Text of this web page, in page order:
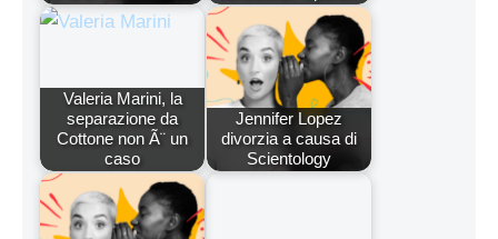
Valeria Marini, la
separazione da
Cottone non Ã¨ un
caso
Jennifer Lopez
divorzia a causa di
Scientology